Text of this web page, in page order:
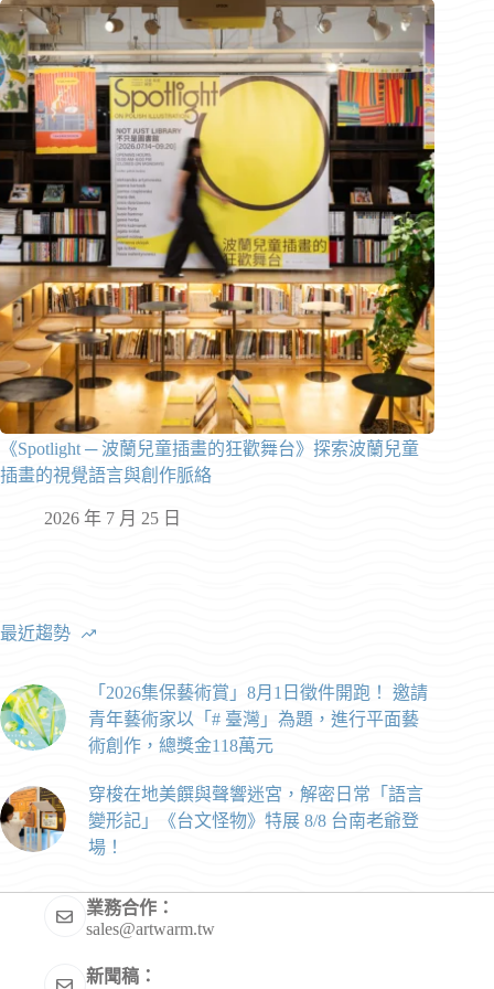
《Spotlight ─ 波蘭兒童插畫的狂歡舞台》探索波蘭兒童
插畫的視覺語言與創作脈絡
2026 年 7 月 25 日
最近趨勢
「2026集保藝術賞」8月1日徵件開跑！ 邀請
青年藝術家以「# 臺灣」為題，進行平面藝
術創作，總獎金118萬元
穿梭在地美饌與聲響迷宮，解密日常「語言
變形記」《台文怪物》特展 8/8 台南老爺登
場！
業務合作：
sales@artwarm.tw
新聞稿：